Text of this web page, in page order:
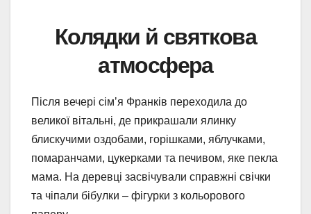
Колядки й святкова
атмосфера
Після вечері сімʼя Франків переходила до
великої вітальні, де прикрашали ялинку
блискучими оздобами, горішками, яблучками,
помаранчами, цукерками та печивом, яке пекла
мама. На деревці засвічували справжні свічки
та чіпали бібулки – фігурки з кольорового